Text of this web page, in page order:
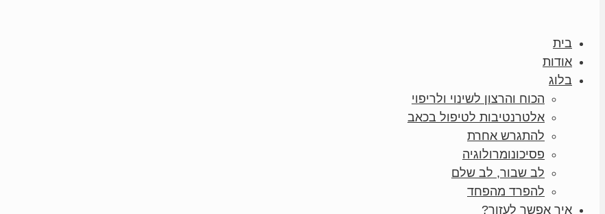
בית
אודות
בלוג
הכוח והרצון לשינוי ולריפוי
אלטרנטיבות לטיפול בכאב
להתגרש אחרת
פסיכונומרולוגיה
לב שבור, לב שלם
להפרד מהפחד
איך אפשר לעזור?